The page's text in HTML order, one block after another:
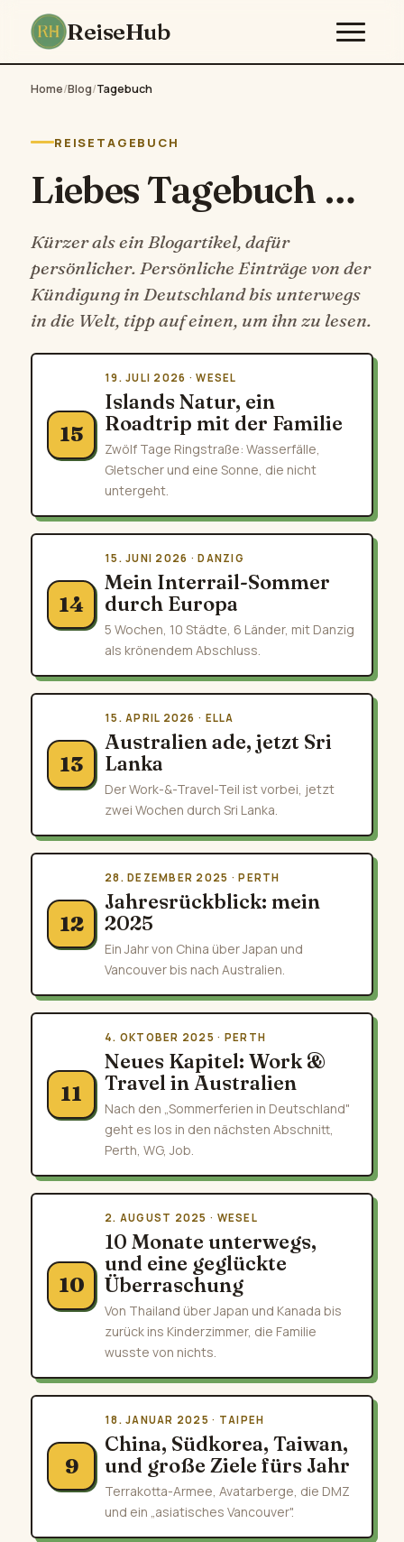
ReiseHub
Home/Blog/Tagebuch
REISETAGEBUCH
Liebes Tagebuch …
Kürzer als ein Blogartikel, dafür
persönlicher. Persönliche Einträge von der
Kündigung in Deutschland bis unterwegs
in die Welt, tipp auf einen, um ihn zu lesen.
15
19. JULI 2026 · WESEL
Islands Natur, ein
Roadtrip mit der Familie
Zwölf Tage Ringstraße: Wasserfälle,
Gletscher und eine Sonne, die nicht
untergeht.
14
15. JUNI 2026 · DANZIG
Mein Interrail-Sommer
durch Europa
5 Wochen, 10 Städte, 6 Länder, mit Danzig
als krönendem Abschluss.
13
15. APRIL 2026 · ELLA
Australien ade, jetzt Sri
Lanka
Der Work-&-Travel-Teil ist vorbei, jetzt
zwei Wochen durch Sri Lanka.
12
28. DEZEMBER 2025 · PERTH
Jahresrückblick: mein
2025
Ein Jahr von China über Japan und
Vancouver bis nach Australien.
11
4. OKTOBER 2025 · PERTH
Neues Kapitel: Work &
Travel in Australien
Nach den „Sommerferien in Deutschland"
geht es los in den nächsten Abschnitt,
Perth, WG, Job.
10
2. AUGUST 2025 · WESEL
10 Monate unterwegs,
und eine geglückte
Überraschung
Von Thailand über Japan und Kanada bis
zurück ins Kinderzimmer, die Familie
wusste von nichts.
9
18. JANUAR 2025 · TAIPEH
China, Südkorea, Taiwan,
und große Ziele fürs Jahr
Terrakotta-Armee, Avatarberge, die DMZ
und ein „asiatisches Vancouver".